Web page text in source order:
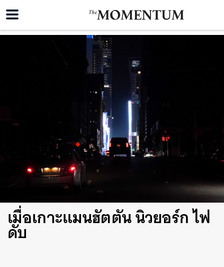
เมื่อเกาะแมนฮัตตัน นิวยอร์ก ไฟ
ดับ